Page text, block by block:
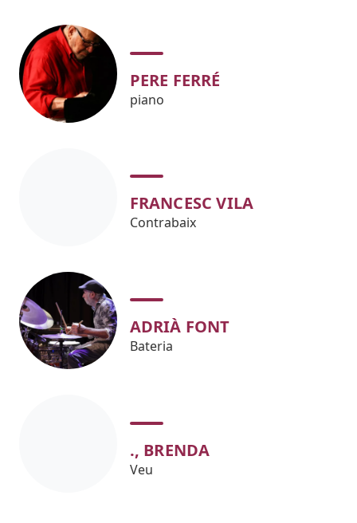
PERE FERRÉ
piano
FRANCESC VILA
Contrabaix
ADRIÀ FONT
Bateria
., BRENDA
Veu